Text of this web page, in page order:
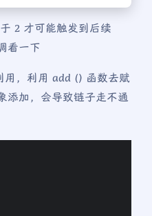
2 才可能触发到后续
看一下
用，利用 add () 函数去赋
添加，会导致链子走不通